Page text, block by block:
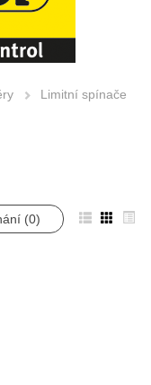
Limitní spínače
(0)